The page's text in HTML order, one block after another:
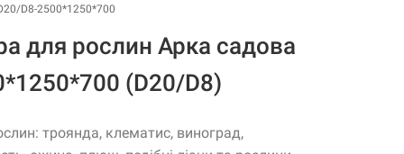
D8-2500*1250*700
для рослин Арка садова
(D20/D8)
троянда, клематис, виноград,